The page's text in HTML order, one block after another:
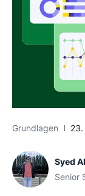
Grundlagen
Syed
Senior